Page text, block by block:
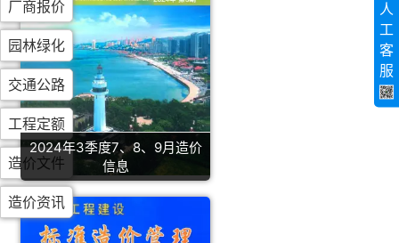
2024年3季度7、8、9月造价
信息
厂商报价
园林绿化
交通公路
工程定额
造价文件
造价资讯
人
工
客
服